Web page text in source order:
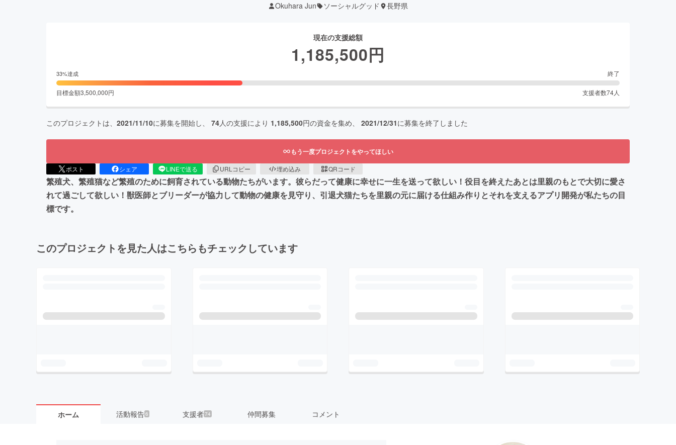
Okuhara Jun ソーシャルグッド 長野県
現在の支援総額
1,185,500円
33%達成 終了
目標金額3,500,000円 支援者数74人
このプロジェクトは、 2021/11/10に募集を開始し、 74人の支援により 1,185,500円の資金を集め、 2021/12/31に募集を終了しました
もう一度プロジェクトをやってほしい
ポスト シェア LINEで送る URLコピー 埋め込み QRコード
繁殖犬、繁殖猫など繁殖のために飼育されている動物たちがいます。彼らだって健康に幸せに一生を送って欲しい！役目を終えたあとは里親のもとで大切に愛さ
れて過ごして欲しい！獣医師とブリーダーが協力して動物の健康を見守り、引退犬猫たちを里親の元に届ける仕組み作りとそれを支えるアプリ開発が私たちの目
標です。
このプロジェクトを見た人はこちらもチェックしています
ホーム 活動報告6 支援者74 仲間募集 コメント